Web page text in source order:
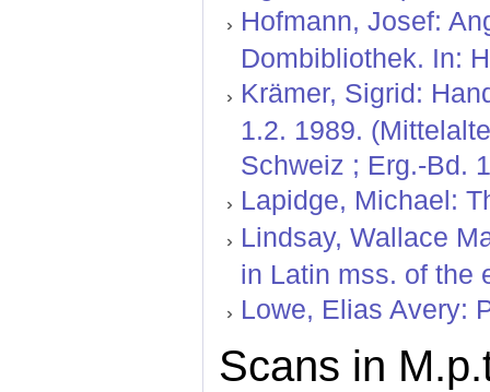
Hofmann, Josef:
Dombibliothek. In:
Krämer, Sigrid:
1.2. 1989.
Schweiz ; Erg.-Bd.
Lapidge, Michael:
Lindsay, Wallace
in Latin mss. of the
Lowe, Elias Avery:
Scans in